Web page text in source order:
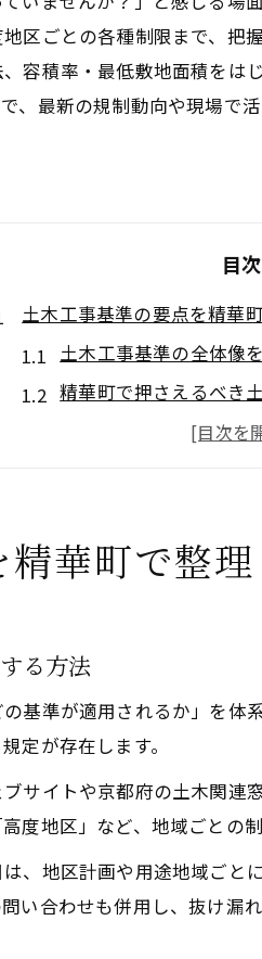
区ごとの各種制限まで、
容積率・最低敷地面積を
、最新の規制動向や現場
目次
土木工事基準の要点を精華
土木工事基準の全体像
精華町で押さえるべき
土木工事に必要な法規
精華町の地区計画における基
精華町の地区計画と土
精華町光台二丁目計画
計画立案時に重要な土
開発時に役立つ地区計
盛土規制と土木工事の最新
土木工事で重要な盛土
精華町における盛土規
盛土規制法改正と土木
華町で整理
る方法
基準が適用されるか」を
定が存在します。
サイトや京都府の土木関
度地区」など、地域ごとの
、地区計画や用途地域ご
い合わせも併用し、抜け漏